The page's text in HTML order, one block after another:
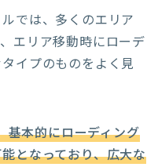
では、多くのエリア
エリア移動時にローデ
イプのものをよく見
本的にローディング
となっており、広大な